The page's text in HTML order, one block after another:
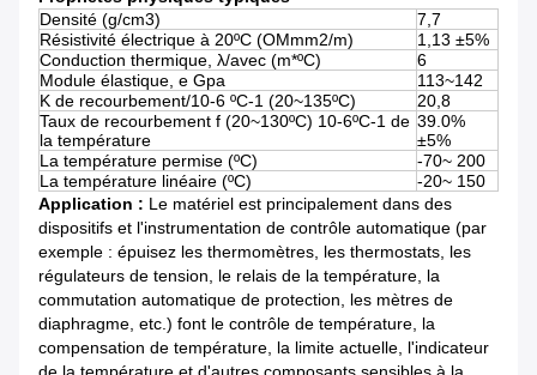
Densité (g/cm3)
7,7
Résistivité électrique à 20ºC (OMmm2/m)
1,13 ±5%
Conduction thermique, λ/avec (m*ºC)
6
Module élastique, e Gpa
113~142
K de recourbement/10-6 ºC-1 (20~135ºC)
20,8
Taux de recourbement f (20~130ºC) 10-6ºC-1 de
la température
39.0%
±5%
La température permise (ºC)
-70~ 200
La température linéaire (ºC)
-20~ 150
Application : Le matériel est principalement dans des
dispositifs et l'instrumentation de contrôle automatique (par
exemple : épuisez les thermomètres, les thermostats, les
régulateurs de tension, le relais de la température, la
commutation automatique de protection, les mètres de
diaphragme, etc.) font le contrôle de température, la
compensation de température, la limite actuelle, l'indicateur